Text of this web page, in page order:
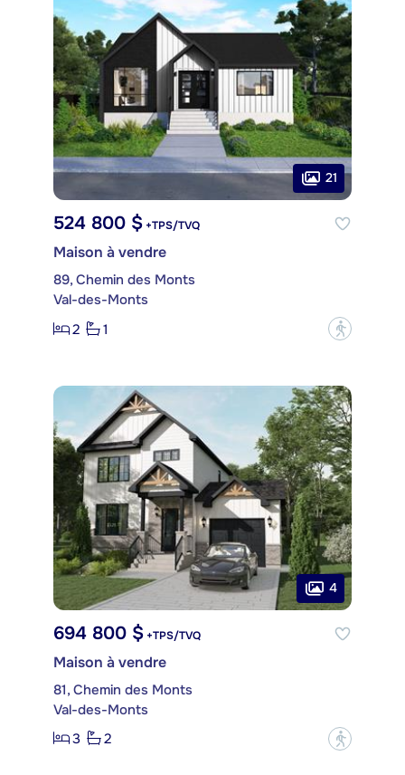
21
524 800 $ +TPS/TVQ
Maison à vendre
89, Chemin des Monts
Val-des-Monts
2
1 ?
4
694 800 $ +TPS/TVQ
Maison à vendre
81, Chemin des Monts
Val-des-Monts
3
2 ?